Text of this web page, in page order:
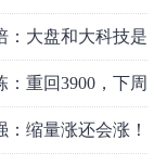
中布局！
：大盘和大科技是
重回3900，下周
缩量涨还会涨！